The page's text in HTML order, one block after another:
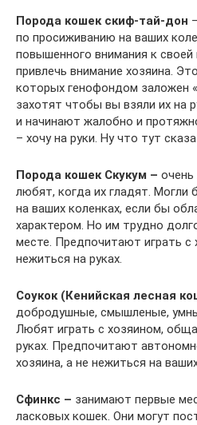
Порода кошек скиф-тай-дон
по просиживанию на ваших
повышенного внимания к
привлечь внимание хозяина.
которых генофондом заложен
захотят чтобы вы взяли их на
и начинают жалобно и
– хочу на руки. Ну что тут
Порода кошек Скукум –
любят, когда их гладят. Могли
на ваших коленках, если бы
характером. Но им трудно
месте. Предпочитают играть с
нежиться на руках.
Соукок (Кенийская лесная
добродушные, смышленые,
Любят играть с хозяином,
руках. Предпочитают
хозяина, а не нежиться на
Сфинкс – занимают первые
ласковых кошек. Они могут